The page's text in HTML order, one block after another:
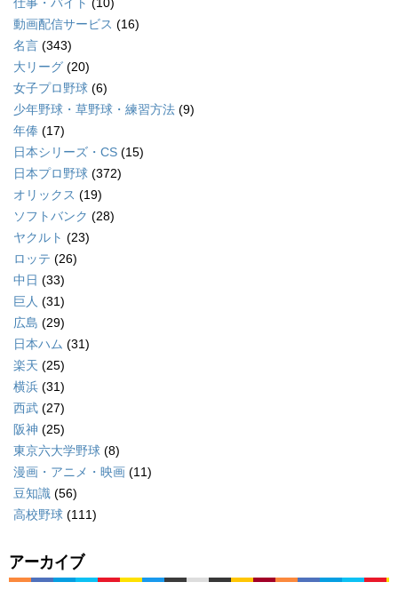
仕事・バイト (10)
動画配信サービス (16)
名言 (343)
大リーグ (20)
女子プロ野球 (6)
少年野球・草野球・練習方法 (9)
年俸 (17)
日本シリーズ・CS (15)
日本プロ野球 (372)
オリックス (19)
ソフトバンク (28)
ヤクルト (23)
ロッテ (26)
中日 (33)
巨人 (31)
広島 (29)
日本ハム (31)
楽天 (25)
横浜 (31)
西武 (27)
阪神 (25)
東京六大学野球 (8)
漫画・アニメ・映画 (11)
豆知識 (56)
高校野球 (111)
アーカイブ